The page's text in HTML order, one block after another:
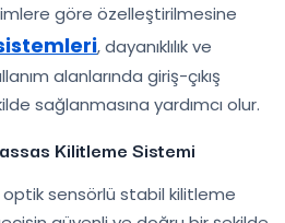
göre özelleştirilmesine
, dayanıklılık ve
alanlarında giriş-çıkış
sağlanmasına yardımcı olur.
Kilitleme Sistemi
sensörlü stabil kilitleme